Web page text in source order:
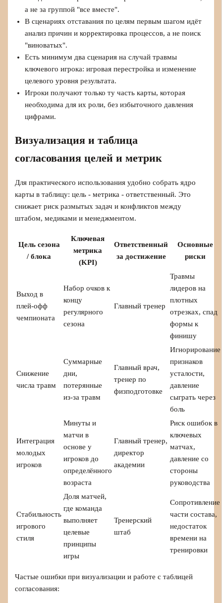
а не за группой "все вместе".
В сценариях отставания по целям первым шагом идёт
анализ причин и корректировка процессов, а не поиск
"виноватых".
Есть минимум два сценария на случай травмы
ключевого игрока: игровая перестройка и изменение
целевого уровня результата.
Игроки получают только ту часть карты, которая
необходима для их роли, без избыточного давления
цифрами.
Визуализация и таблица
согласования целей и метрик
Для практического использования удобно собрать ядро
карты в таблицу: цель - метрика - ответственный. Это
снижает риск размытых задач и конфликтов между
штабом, медиками и менеджментом.
Цель сезона
/ блока
Ключевая
метрика
(KPI)
Ответственный
за достижение
Основные
риски
Выход в
плей-офф
чемпионата
Набор очков к
концу
регулярного
сезона
Главный тренер
Травмы
лидеров на
плотных
отрезках, спад
формы к
финишу
Снижение
числа травм
Суммарные
дни,
потерянные
из-за травм
Главный врач,
тренер по
физподготовке
Игнорирование
признаков
усталости,
давление
сыграть через
боль
Интеграция
молодых
игроков
Минуты и
матчи в
основе у
игроков до
определённого
возраста
Главный тренер,
директор
академии
Риск ошибок в
ключевых
матчах,
давление со
стороны
руководства
Стабильность
игрового
стиля
Доля матчей,
где команда
выполняет
целевые
принципы
игры
Тренерский
штаб
Сопротивление
части состава,
недостаток
времени на
тренировки
Частые ошибки при визуализации и работе с таблицей
согласования: